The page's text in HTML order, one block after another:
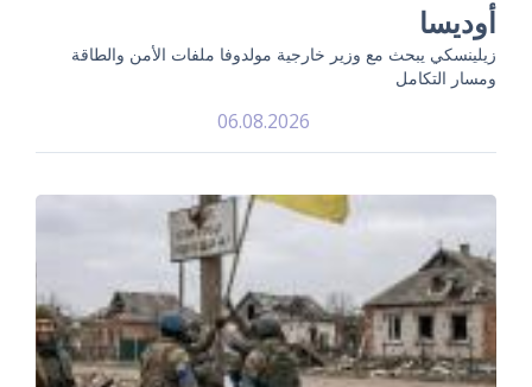
أوديسا
زيلينسكي يبحث مع وزير خارجية مولدوفا ملفات الأمن والطاقة
ومسار التكامل
06.08.2026